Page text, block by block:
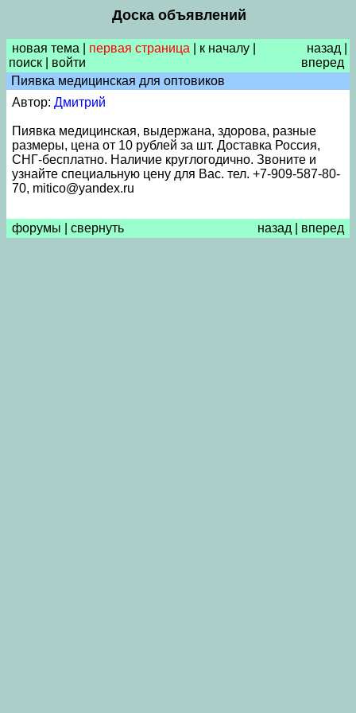
Доска объявлений
новая тема первая страница к началу
поиск
войти
назад
вперед
Пиявка медицинская для оптовиков
Автор: Дмитрий
Пиявка медицинская, выдержана, здорова, разные
размеры, цена от 10 рублей за шт. Доставка Россия,
СНГ-бесплатно. Наличие круглогодично. Звоните и
узнайте специальную цену для Вас. тел. +7-909-587-80-
70, mitico@yandex.ru
форумы свернуть назад вперед